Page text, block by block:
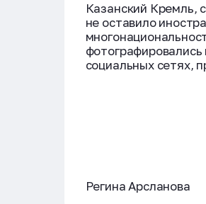
Казанский Кремль,
не оставило
социальных сетях,
Регина Арсланова